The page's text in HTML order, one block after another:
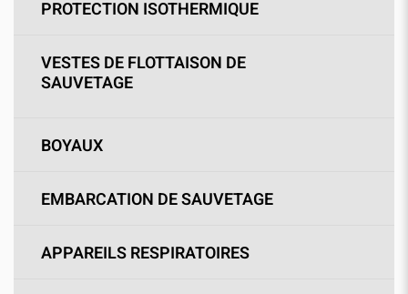
PROTECTION ISOTHERMIQUE
VESTES DE FLOTTAISON DE
SAUVETAGE
BOYAUX
EMBARCATION DE SAUVETAGE
APPAREILS RESPIRATOIRES